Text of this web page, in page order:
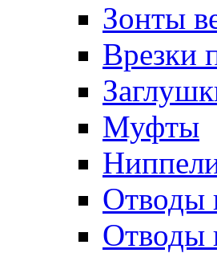
Зонты
Врезки
Муфты
Отводы
Отводы